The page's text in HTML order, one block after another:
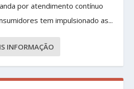
por atendimento contínuo
tem impulsionado as...
INFORMAÇÃO